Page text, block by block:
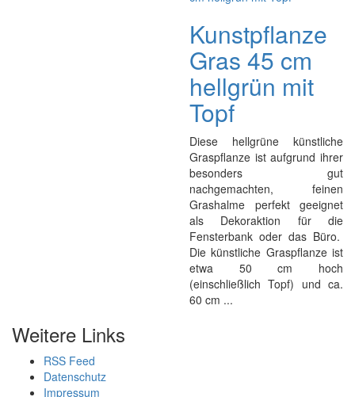
Kunstpflanze
Gras 45 cm
hellgrün mit
Topf
Diese hellgrüne künstliche
Graspflanze ist aufgrund ihrer
besonders gut
nachgemachten, feinen
Grashalme perfekt geeignet
als Dekoraktion für die
Fensterbank oder das Büro.
Die künstliche Graspflanze ist
etwa 50 cm hoch
(einschließlich Topf) und ca.
60 cm ...
Weitere Links
RSS Feed
Datenschutz
Impressum